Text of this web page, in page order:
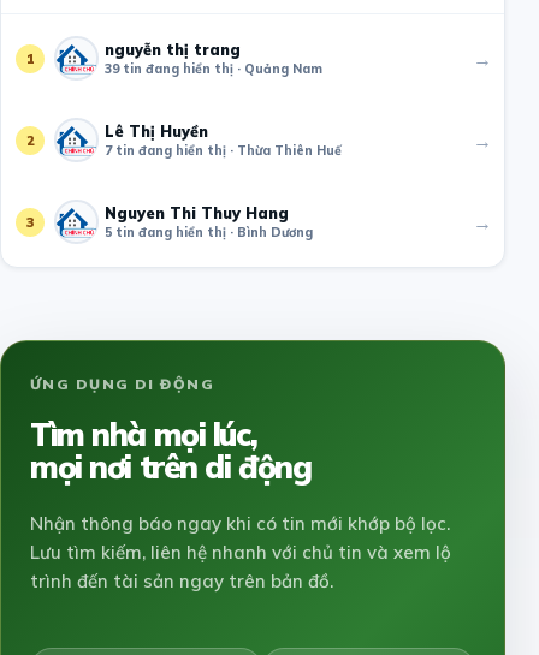
1 nguyễn thị trang
39 tin đang hiển thị · Quảng Nam →
2 Lê Thị Huyền
7 tin đang hiển thị · Thừa Thiên Huế →
3 Nguyen Thi Thuy Hang
5 tin đang hiển thị · Bình Dương →
ỨNG DỤNG DI ĐỘNG
Tìm nhà mọi lúc,
mọi nơi trên di động
Nhận thông báo ngay khi có tin mới khớp bộ lọc.
Lưu tìm kiếm, liên hệ nhanh với chủ tin và xem lộ
trình đến tài sản ngay trên bản đồ.